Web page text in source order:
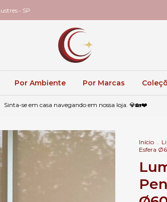
• SP
Por Ambiente Por Marcas
Sinta-se em casa navegando em nossa loja. 💎🏡❤️
Início .
Esfera